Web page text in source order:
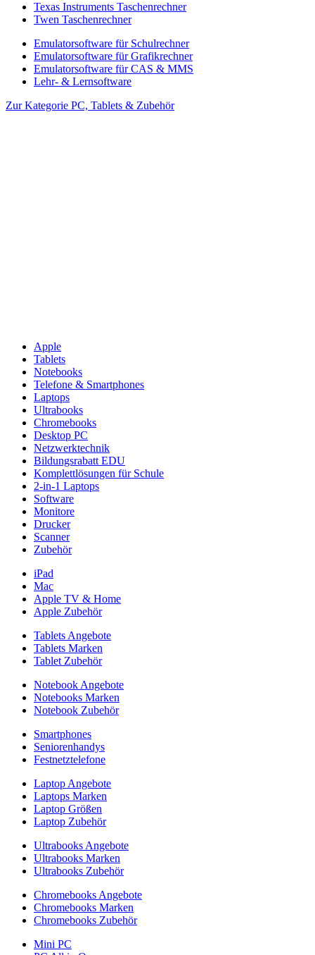
Texas Instruments Taschenrechner
Twen Taschenrechner
Emulatorsoftware für Schulrechner
Emulatorsoftware für Grafikrechner
Emulatorsoftware für CAS & MMS
Lehr- & Lernsoftware
Zur Kategorie PC, Tablets & Zubehör
Apple
Tablets
Notebooks
Telefone & Smartphones
Laptops
Ultrabooks
Chromebooks
Desktop PC
Netzwerktechnik
Bildungsrabatt EDU
Komplettlösungen für Schule
2-in-1 Laptops
Software
Monitore
Drucker
Scanner
Zubehör
iPad
Mac
Apple TV & Home
Apple Zubehör
Tablets Angebote
Tablets Marken
Tablet Zubehör
Notebook Angebote
Notebooks Marken
Notebook Zubehör
Smartphones
Seniorenhandys
Festnetztelefone
Laptop Angebote
Laptops Marken
Laptop Größen
Laptop Zubehör
Ultrabooks Angebote
Ultrabooks Marken
Ultrabooks Zubehör
Chromebooks Angebote
Chromebooks Marken
Chromebooks Zubehör
Mini PC